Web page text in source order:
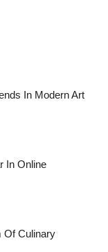
In Modern Art
In Online
Of Culinary